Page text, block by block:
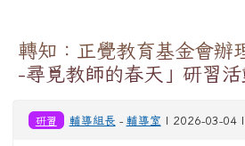
轉知：正覺教育基金會辦
-尋覓教師的春天」研習活
研習 輔導組長 - 輔導室 | 2026-03-04